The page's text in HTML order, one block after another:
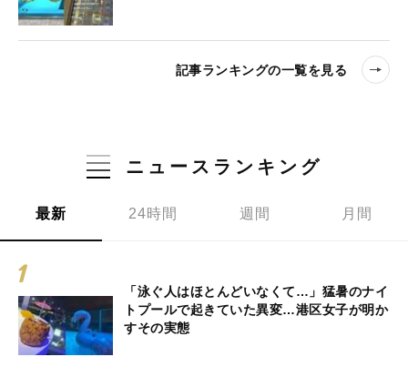
記事ランキングの一覧を見る
ニュースランキング
最新 24時間 週間 月間
「泳ぐ人はほとんどいなくて…」猛暑のナイ
トプールで起きていた異変…港区女子が明か
すその実態